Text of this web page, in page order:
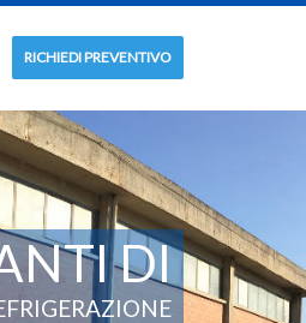
RICHIEDI PREVENTIVO
DI